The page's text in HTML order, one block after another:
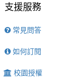
支援服務
常見問答
如何訂閱
校園授權